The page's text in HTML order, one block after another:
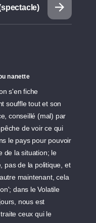
nanette
s'en fiche
souffle tout et son
conseillé (mal) par
de voir ce qui
le pays pour pouvoir
de la situation; le
pas de la politique, et
maintenant, cela
dans le Volatile
nous est
ceux qui le